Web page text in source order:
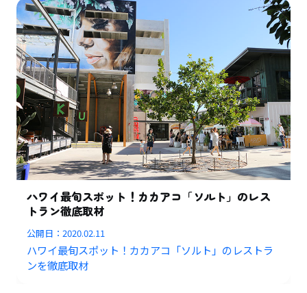
ハワイ最旬スポット！カカアコ「ソルト」のレス
トラン徹底取材
公開日：2020.02.11
ハワイ最旬スポット！カカアコ「ソルト」のレストラ
ンを徹底取材